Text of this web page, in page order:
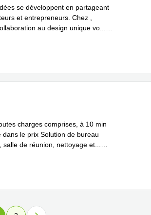
se développent en partageant
et entrepreneurs. Chez ,
au design unique vo
charges comprises, à 10 min
le prix Solution de bureau
salle de réunion, nettoyage et